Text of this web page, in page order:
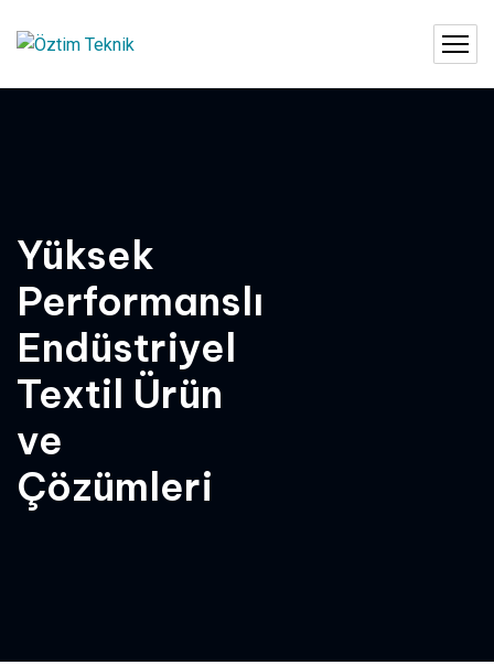
Yüksek
Performanslı
Endüstriyel
Textil Ürün
ve
Çözümleri